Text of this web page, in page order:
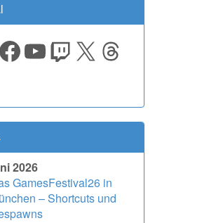
Facebook
YouTube
Twitch
X Threads
2026
GamesFestival26 in
– Shortcuts und